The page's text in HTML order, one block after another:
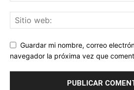
Guardar mi nombre, correo
navegador la próxima vez que